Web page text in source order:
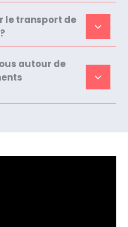
le transport de
autour de